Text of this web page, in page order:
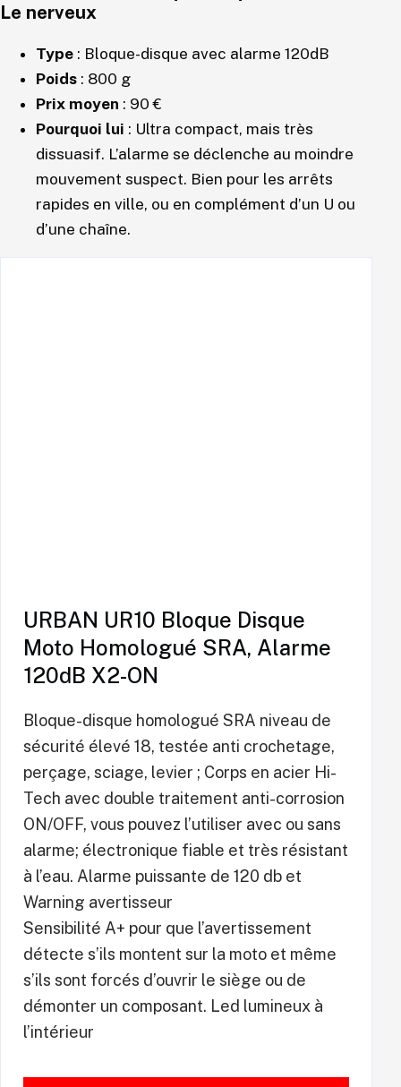
Le nerveux
Type : Bloque-disque avec alarme 120dB
Poids : 800 g
Prix moyen : 90 €
Pourquoi lui : Ultra compact, mais très
dissuasif. L’alarme se déclenche au moindre
mouvement suspect. Bien pour les arrêts
rapides en ville, ou en complément d’un U ou
d’une chaîne.
URBAN UR10 Bloque Disque
Moto Homologué SRA, Alarme
120dB X2-ON
Bloque-disque homologué SRA niveau de
sécurité élevé 18, testée anti crochetage,
perçage, sciage, levier ; Corps en acier Hi-
Tech avec double traitement anti-corrosion
ON/OFF, vous pouvez l’utiliser avec ou sans
alarme; électronique fiable et très résistant
à l’eau. Alarme puissante de 120 db et
Warning avertisseur
Sensibilité A+ pour que l’avertissement
détecte s’ils montent sur la moto et même
s’ils sont forcés d’ouvrir le siège ou de
démonter un composant. Led lumineux à
l’intérieur